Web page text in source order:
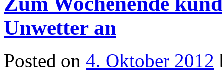
Unwetter an
Posted on 4. Oktober 2012